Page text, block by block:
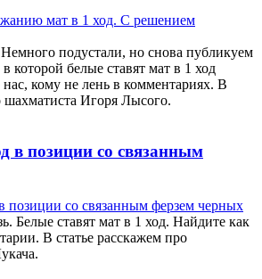
подустали, но снова публикуем
которой белые ставят мат в 1 ход
кому не лень в комментариях. В
шахматиста Игоря Лысого.
в позиции со связанным
Белые ставят мат в 1 ход. Найдите как
В статье расскажем про